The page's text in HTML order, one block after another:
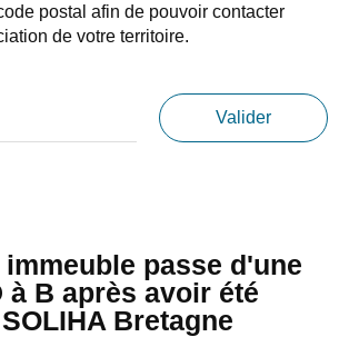
postal afin de pouvoir contacter
de votre territoire.
passe d'une
à B après avoir été
Bretagne